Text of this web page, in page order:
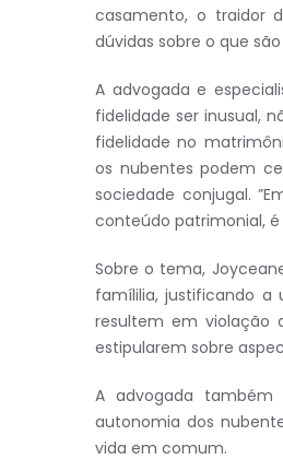
casamento, o traidor
dúvidas sobre o que
A advogada e
fidelidade ser inusual,
fidelidade no
os nubentes podem
sociedade conjugal.
conteúdo patrimonial, é
Sobre o tema,
famílilia, justificando a
resultem em violação
estipularem sobre
A advogada
autonomia dos
vida em comum.